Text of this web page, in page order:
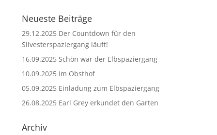
Neueste Beiträge
29.12.2025 Der Countdown für den
Silvesterspaziergang läuft!
16.09.2025 Schön war der Elbspaziergang
10.09.2025 Im Obsthof
05.09.2025 Einladung zum Elbspaziergang
26.08.2025 Earl Grey erkundet den Garten
Archiv